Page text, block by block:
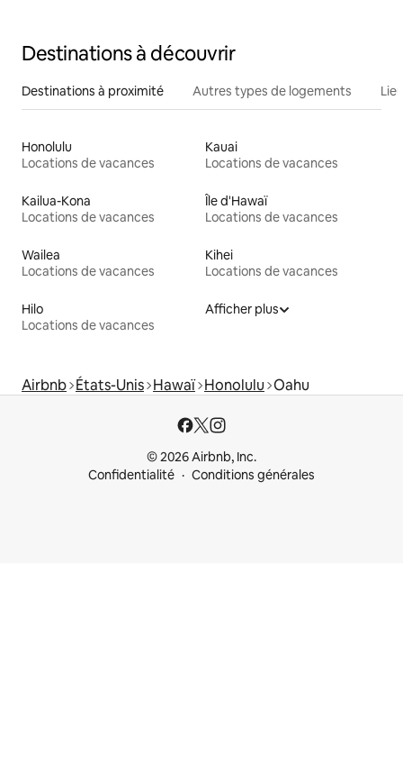
Destinations à découvrir
Destinations à proximité Autres types de logements
Honolulu
Locations de vacances
Kauai
Locations de vacances
Kailua-Kona
Locations de vacances
Île d'Hawaï
Locations de vacances
Wailea
Locations de vacances
Kihei
Locations de vacances
Hilo
Locations de vacances
Afficher plus
Airbnb États-Unis Hawaï Honolulu Oahu
© 2026 Airbnb, Inc.
Confidentialité
Conditions générales